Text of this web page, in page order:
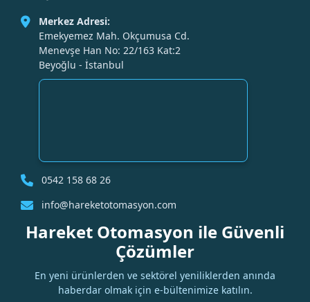
Merkez Adresi:
Emekyemez Mah. Okçumusa Cd.
Menevşe Han No: 22/163 Kat:2
Beyoğlu - İstanbul
0542 158 68 26
info@hareketotomasyon.com
Hareket Otomasyon ile Güvenli
Çözümler
En yeni ürünlerden ve sektörel yeniliklerden anında
haberdar olmak için e-bültenimize katılın.